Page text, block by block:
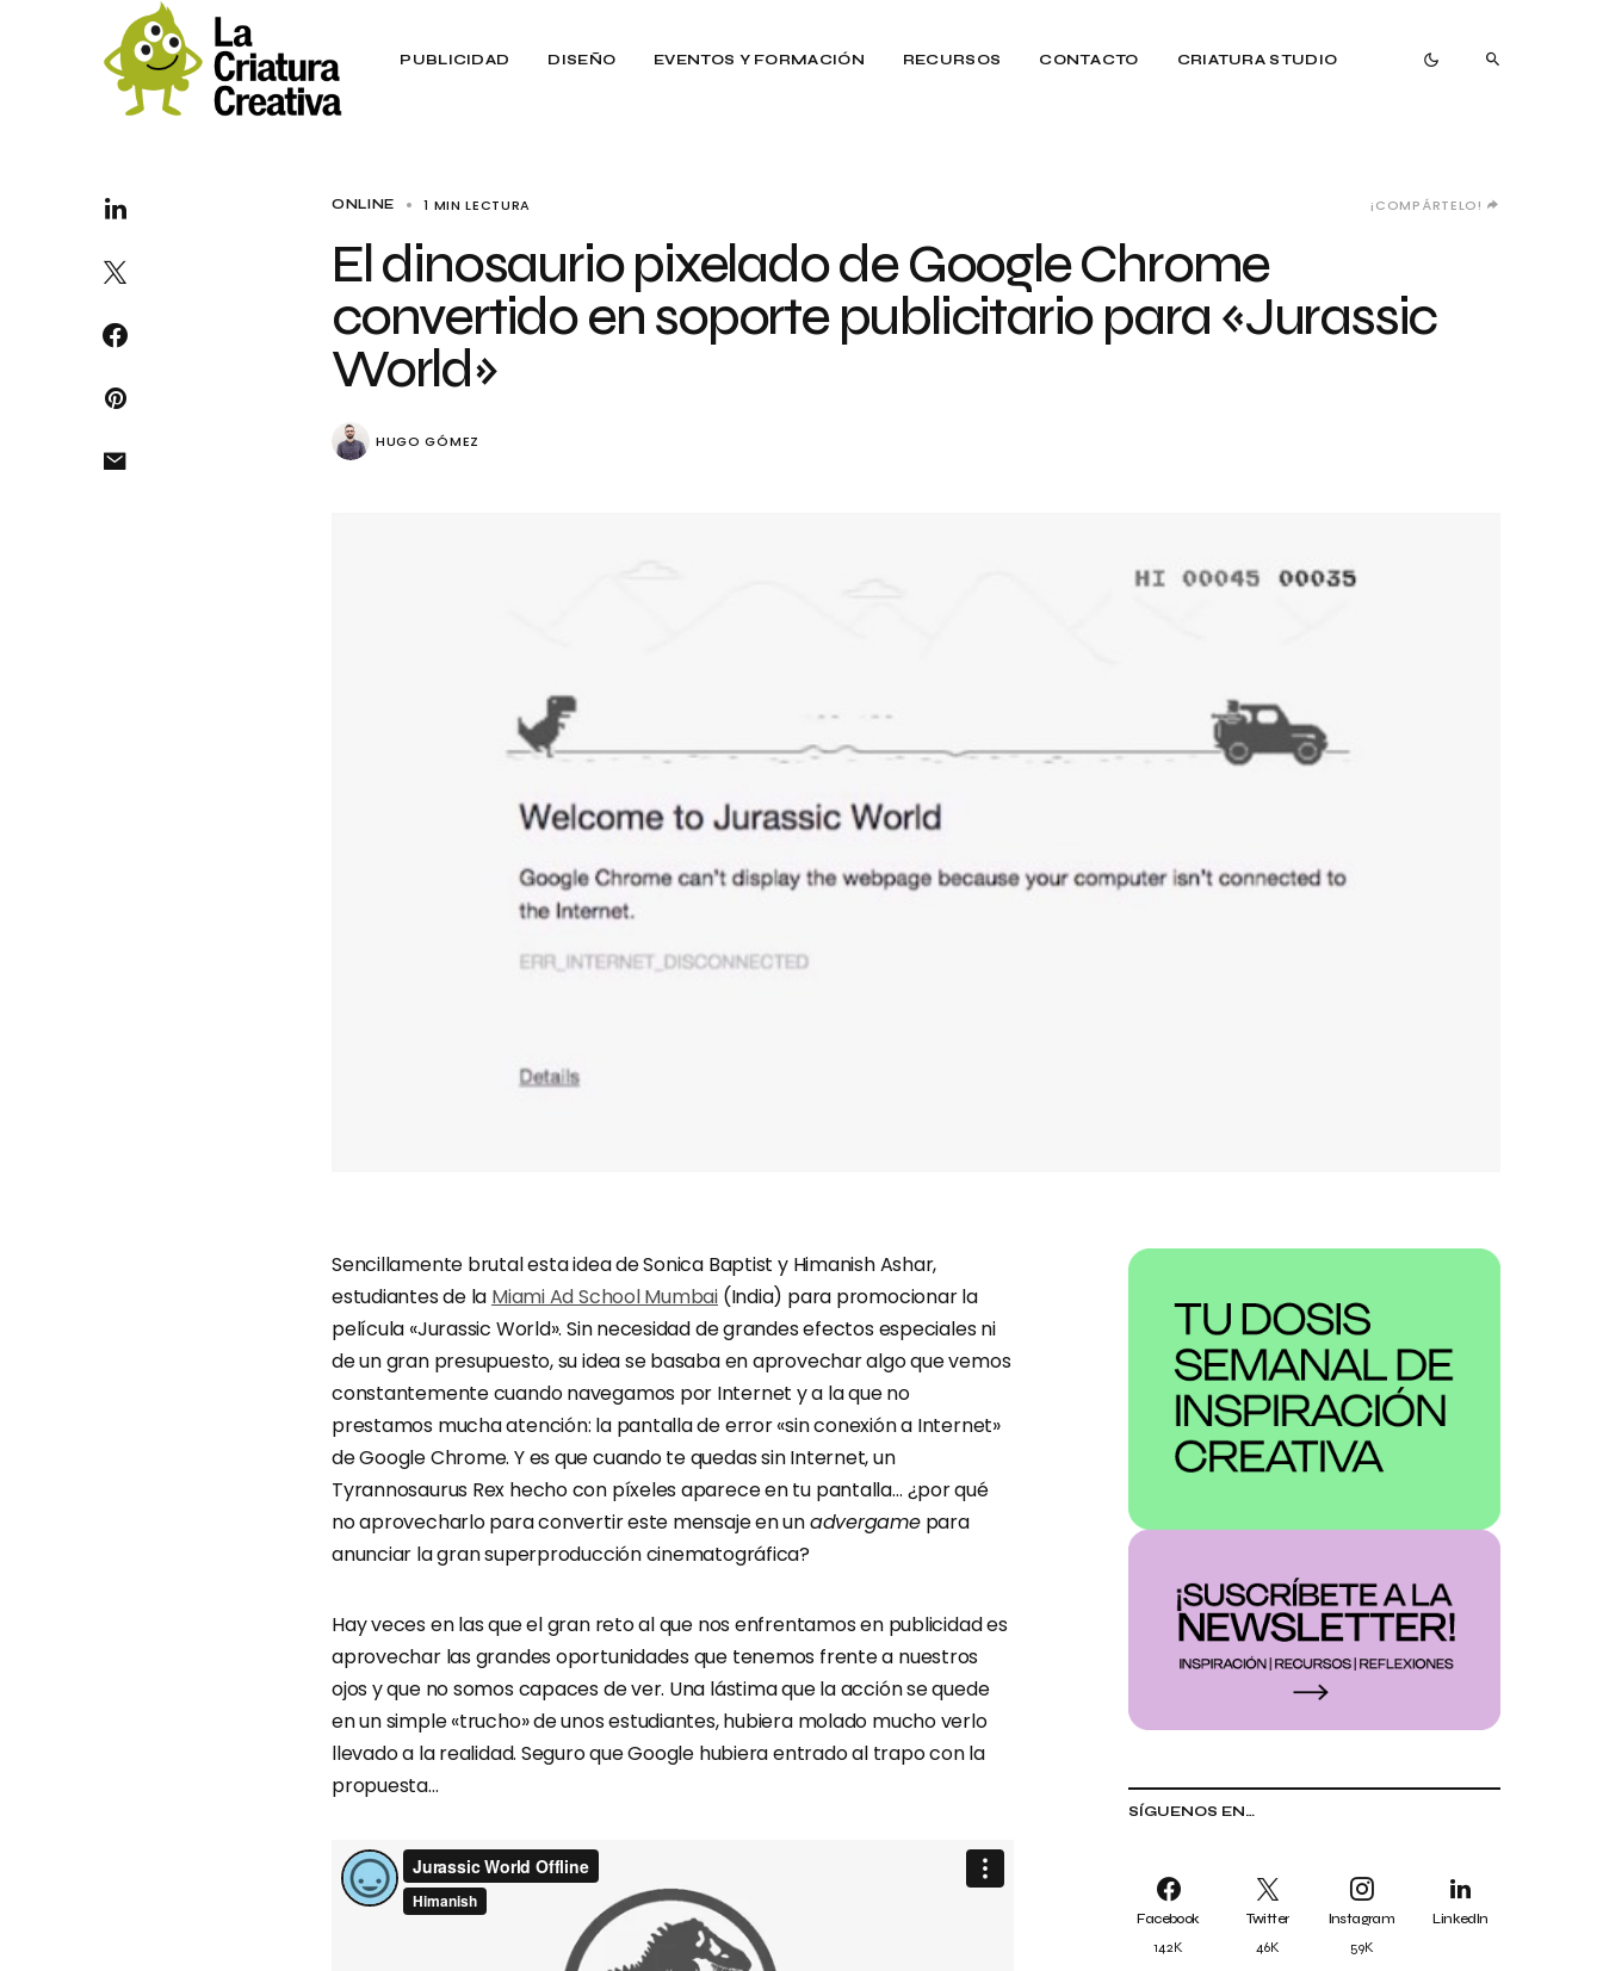
PUBLICIDAD DISEÑO EVENTOS Y FORMACIÓN RECURSOS CONTACTO CRIATURA STUDIO
ONLINE 1 MIN LECTURA ¡COMPÁRTELO!
El dinosaurio pixelado de Google Chrome
convertido en soporte publicitario para «Jurassic
World»
HUGO GÓMEZ
SÍGUENOS EN…
Facebook
142K
Twitter
46K
Instagram
59K
LinkedIn
Sencillamente brutal esta idea de Sonica Baptist y Himanish Ashar,
estudiantes de la Miami Ad School Mumbai (India) para promocionar la
película «Jurassic World». Sin necesidad de grandes efectos especiales ni
de un gran presupuesto, su idea se basaba en aprovechar algo que vemos
constantemente cuando navegamos por Internet y a la que no
prestamos mucha atención: la pantalla de error «sin conexión a Internet»
de Google Chrome. Y es que cuando te quedas sin Internet, un
Tyrannosaurus Rex hecho con píxeles aparece en tu pantalla… ¿por qué
no aprovecharlo para convertir este mensaje en unadvergamepara
anunciar la gran superproducción cinematográfica?
Hay veces en las que el gran reto al que nos enfrentamos en publicidad es
aprovechar las grandes oportunidades que tenemos frente a nuestros
ojos y que no somos capaces de ver. Una lástima que la acción se quede
en un simple «trucho» de unos estudiantes, hubiera molado mucho verlo
llevado a la realidad. Seguro que Google hubiera entrado al trapo con la
propuesta…